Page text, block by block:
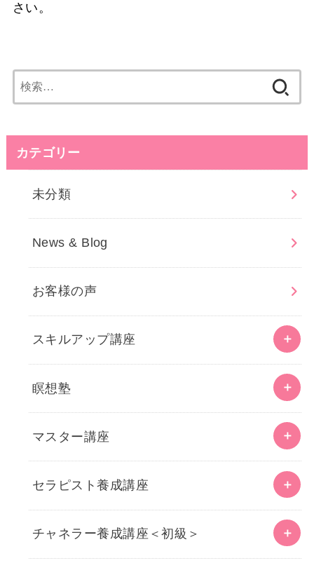
さい。
索:
カテゴリー
未分類
News & Blog
お客様の声
スキルアップ講座
瞑想塾
マスター講座
セラピスト養成講座
チャネラー養成講座＜初級＞